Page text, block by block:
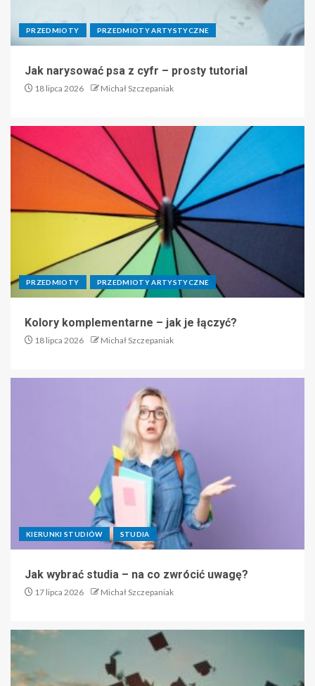
PRZEDMIOTY PRZEDMIOTY ARTYSTYCZNE
Jak narysować psa z cyfr – prosty tutorial
18 lipca 2026 Michał Szczepaniak
PRZEDMIOTY PRZEDMIOTY ARTYSTYCZNE
Kolory komplementarne – jak je łączyć?
18 lipca 2026 Michał Szczepaniak
KIERUNKI STUDIÓW STUDIA
Jak wybrać studia – na co zwrócić uwagę?
17 lipca 2026 Michał Szczepaniak